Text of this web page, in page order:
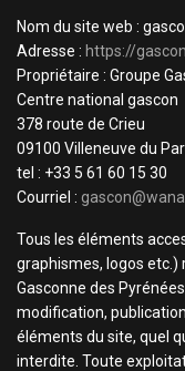
Nom du site web :
Adresse : https://
Propriétaire : Groupe
Centre national gascon
378 route de Crieu
09100 Villeneuve du
tel : +33 5 61 60 15 30
Courriel :
Tous les éléments
graphismes, logos etc.)
Gasconne des
modification,
éléments du site, quel
interdite. Toute